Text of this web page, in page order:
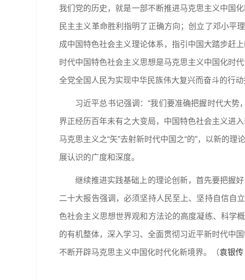
我们党的历史，就是一部不断推进马克思主义中国
民主主义革命胜利指明了正确方向；创立了邓小平
成中国特色社会主义理论体系，指引中国大踏步赶
时代中国特色社会主义思想是马克思主义中国化时
全党全国人民为实现中华民族伟大复兴而奋斗的行动
习近平总书记强调：“我们要准确把握时代大
界正经历百年未有之大变局，中国特色社会主义进
马克思主义之“矢”去射新时代中国之“的”，以新的
展认识的广度和深度。
继续推进实践基础上的理论创新，首先要把握
二十大报告强调，必须坚持人民至上、坚持自信自
色社会主义思想世界观和方法论的高度凝练、科学
的有机整体，深入学习、全面贯彻习近平新时代中
不断开辟马克思主义中国化时代化新境界。 （袁银传